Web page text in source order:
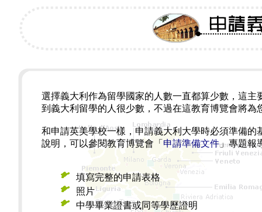
選擇義大利作為留學國家的人數一直都算少數，這
到義大利留學的人很少數，不過在這教育博覽會將為
和申請英美學校一樣，申請義大利大學時必須準備
說明，可以參閱教育博覽會「 申請準備文件」專題報
填寫完整的申請表格
照片
中學畢業證書或同等學歷證明